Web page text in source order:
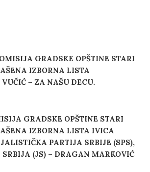
GRADSKE OPŠTINE STARI
IZBORNA LISTA
– ZA NAŠU DECU.
GRADSKE OPŠTINE STARI
IZBORNA LISTA IVICA
PARTIJA SRBIJE (SPS),
(JS) – DRAGAN MARKOVIĆ